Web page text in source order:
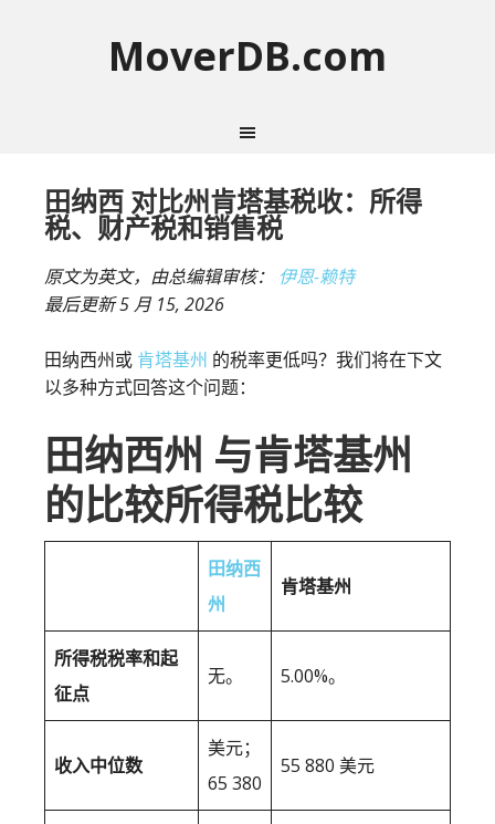
MoverDB.com
田纳西 对比州肯塔基税收：所得
税、财产税和销售税
原文为英文，由总编辑审核： 伊恩-赖特
最后更新5 月 15, 2026
田纳西州或 肯塔基州 的税率更低吗？我们将在下文
以多种方式回答这个问题：
田纳西州 与肯塔基州
的比较所得税比较
田纳西
州
肯塔基州
所得税税率和起
征点
无。 5.00%。
收入中位数
美元；
65 380
55 880 美元